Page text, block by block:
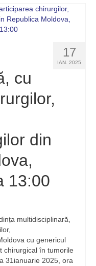
17
IAN. 2025
cu
din
13:00
multidisciplinară,
cu genericul
chirurgical în tumorile
31ianuarie 2025, ora